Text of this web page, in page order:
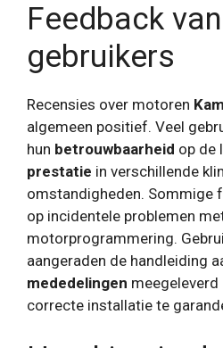
Feedback van
gebruikers
Recensies over motoren Kam
algemeen positief. Veel
hun betrouwbaarheid op de
prestatie in verschillende
omstandigheden. Sommige
op incidentele problemen
motorprogrammering.
aangeraden de handleiding
mededelingen meegeleverd
correcte installatie te